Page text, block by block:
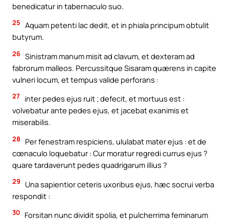
benedicatur in tabernaculo suo.
25 Aquam petenti lac dedit, et in phiala principum obtulit
butyrum.
26 Sinistram manum misit ad clavum, et dexteram ad
fabrorum malleos. Percussitque Sisaram quærens in capite
vulneri locum, et tempus valide perforans :
27 inter pedes ejus ruit ; defecit, et mortuus est :
volvebatur ante pedes ejus, et jacebat exanimis et
miserabilis.
28
Per fenestram respiciens, ululabat mater ejus : et de
cœnaculo loquebatur : Cur moratur regredi currus ejus ?
quare tardaverunt pedes quadrigarum illius ?
29
Una sapientior ceteris uxoribus ejus, hæc socrui verba
respondit :
30 Forsitan nunc dividit spolia, et pulcherrima feminarum